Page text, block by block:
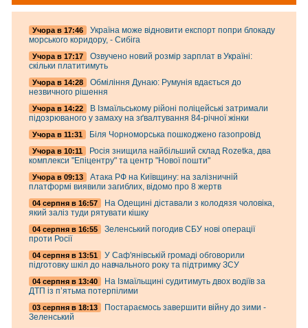
Учора в 17:46
Україна може відновити експорт попри блокаду
морського коридору, - Сибіга
Учора в 17:17
Озвучено новий розмір зарплат в Україні:
скільки платитимуть
Учора в 14:28
Обміління Дунаю: Румунія вдається до
незвичного рішення
Учора в 14:22
В Ізмаїльському рійоні поліцейські затримали
підозрюваного у замаху на зґвалтування 84-річної жінки
Учора в 11:31 Біля Чорноморська пошкоджено газопровід
Учора в 10:11
Росія знищила найбільший склад Rozetka, два
комплекси "Епіцентру" та центр "Нової пошти"
Учора в 09:13
Атака РФ на Київщину: на залізничній
платформі виявили загиблих, відомо про 8 жертв
04 серпня в 16:57
На Одещині діставали з колодязя чоловіка,
який заліз туди рятувати кішку
04 серпня в 16:55
Зеленський погодив СБУ нові операції
проти Росії
04 серпня в 13:51
У Саф'янівській громаді обговорили
підготовку шкіл до навчального року та підтримку ЗСУ
04 серпня в 13:40
На Ізмаїльщині судитимуть двох водіїв за
ДТП із п’ятьма потерпілими
03 серпня в 18:13
Постараємось завершити війну до зими -
Зеленський